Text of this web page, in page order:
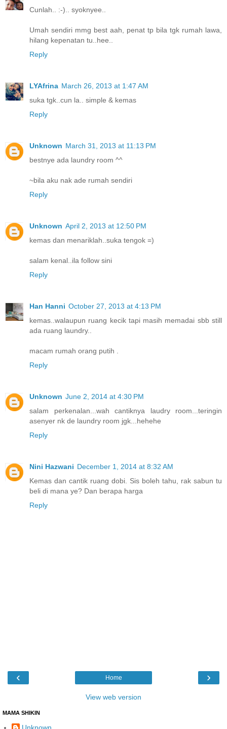
Cunlah.. :-).. syoknyee..
Umah sendiri mmg best aah, penat tp bila tgk rumah lawa,
hilang kepenatan tu..hee..
Reply
LYAfrina March 26, 2013 at 1:47 AM
suka tgk..cun la.. simple & kemas
Reply
Unknown March 31, 2013 at 11:13 PM
bestnye ada laundry room ^^
~bila aku nak ade rumah sendiri
Reply
Unknown April 2, 2013 at 12:50 PM
kemas dan menariklah..suka tengok =)
salam kenal..ila follow sini
Reply
Han Hanni October 27, 2013 at 4:13 PM
kemas..walaupun ruang kecik tapi masih memadai sbb still
ada ruang laundry..
macam rumah orang putih .
Reply
Unknown June 2, 2014 at 4:30 PM
salam perkenalan...wah cantiknya laudry room...teringin
asenyer nk de laundry room jgk...hehehe
Reply
Nini Hazwani December 1, 2014 at 8:32 AM
Kemas dan cantik ruang dobi. Sis boleh tahu, rak sabun tu
beli di mana ye? Dan berapa harga
Reply
‹ ›
Home
View web version
MAMA SHIKIN